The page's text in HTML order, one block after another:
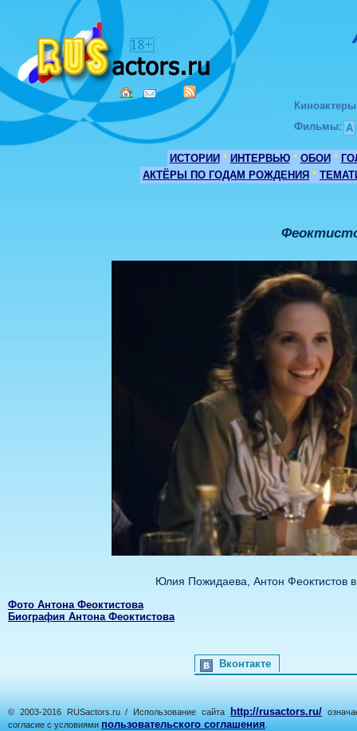
Киноактеры
Фильмы: А
ИСТОРИИ * ИНТЕРВЬЮ * ОБОИ *
АКТЁРЫ ПО ГОДАМ РОЖДЕНИЯ *
Юлия Пожидаева, Антон Феоктистов
Фото Антона Феоктистова
Биография Антона Феоктистова
Вконтакте
© 2003-2016 RUSactors.ru / Использование сайта http://rusactors.ru/
согласие с условиями пользовательского соглашения